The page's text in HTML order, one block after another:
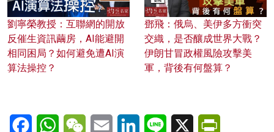
劉寧榮教授：互聯網的開放
反催生資訊繭房，AI能避開
相同困局？如何避免遭AI演
算法操控？
鄧飛：俄烏、美伊多方衝突
交織，是否釀成世界大戰？
伊朗甘冒政權風險攻擊美
軍，背後有何盤算？
FacebookWhatsAppWeChatEmail LinkedInLine X